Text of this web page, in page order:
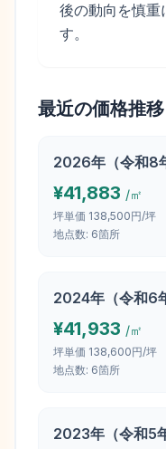
後の動向を慎重
す。
最近の価格推移
2026年（令和8
¥41,883 /㎡
坪単価 138,500円/坪
地点数: 6箇所
2024年（令和6
¥41,933 /㎡
坪単価 138,600円/坪
地点数: 6箇所
2023年（令和5